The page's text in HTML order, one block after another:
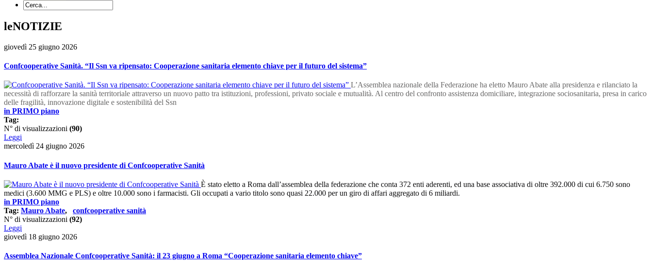
leNOTIZIE
giovedì 25 giugno 2026
Confcooperative Sanità. “Il Ssn va ripensato: Cooperazione sanitaria elemento chiave per il futuro del sistema”
L’Assemblea nazionale della Federazione ha eletto Mauro Abate alla presidenza e rilanciato la
necessità di rafforzare la sanità territoriale attraverso un nuovo patto tra istituzioni, professioni, privato sociale e mutualità. Al centro del confronto assistenza domiciliare, integrazione sociosanitaria, presa in carico
delle fragilità, innovazione digitale e sostenibilità del Ssn
in PRIMO piano
Tag:
N° di visualizzazioni (90)
Leggi
mercoledì 24 giugno 2026
Mauro Abate è il nuovo presidente di Confcooperative Sanità
È stato eletto a Roma dall’assemblea della federazione che conta 372 enti aderenti, ed una base associativa di oltre 392.000 di cui 6.750 sono
medici (3.600 MMG e PLS) e oltre 10.000 sono i farmacisti. Gli occupati a vario titolo sono quasi 22.000 per un giro di affari aggregato di 6 miliardi.
in PRIMO piano
Tag: Mauro Abate, confcooperative sanità
N° di visualizzazioni (92)
Leggi
giovedì 18 giugno 2026
Assemblea Nazionale Confcooperative Sanità: il 23 giugno a Roma “Cooperazione sanitaria elemento chiave”